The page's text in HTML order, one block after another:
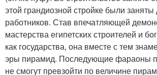
этой грандиозной стройке были заняты
работников. Став впечатляющей
мастерства египетских строителей и
как государства, она вместе с тем
эры пирамид. Последующие фараоны
не смогут превзойти по величине